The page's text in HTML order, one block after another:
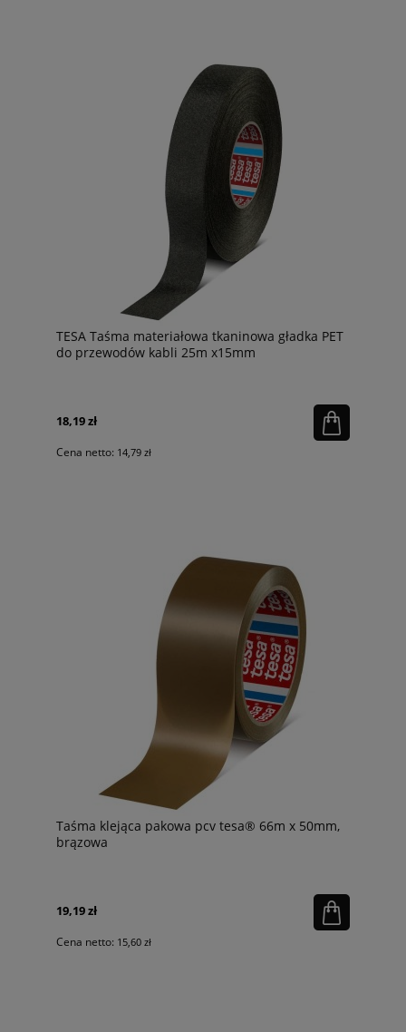
TESA Taśma materiałowa tkaninowa gładka PET
do przewodów kabli 25m x15mm
18,19 zł
Cena netto: 14,79 zł
Taśma klejąca pakowa pcv tesa® 66m x 50mm,
brązowa
19,19 zł
Cena netto: 15,60 zł